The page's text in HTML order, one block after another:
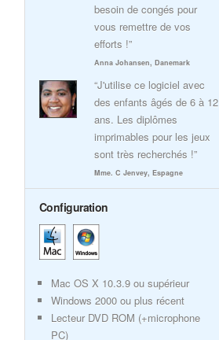
besoin de congés pour
vous remettre de vos
efforts !”
Anna Johansen, Danemark
“J'utilise ce logiciel avec
des enfants âgés de 6 à 12
ans. Les diplômes
imprimables pour les jeux
sont très recherchés !”
Mme. C Jenvey, Espagne
Configuration
Mac OS X 10.3.9 ou supérieur
Windows 2000 ou plus récent
Lecteur DVD ROM (+microphone
PC)